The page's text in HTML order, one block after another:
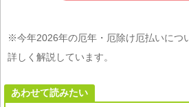
※今年2026年の厄年・厄除け厄払いにつ
詳しく解説しています。
あわせて読みたい